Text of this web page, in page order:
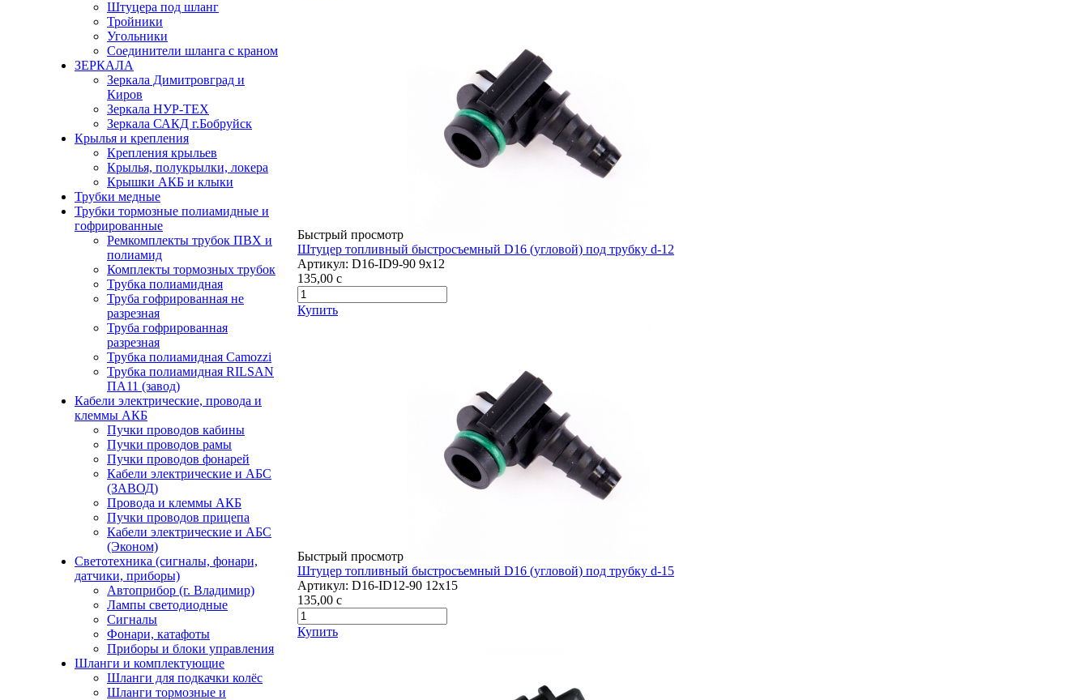
Штуцера под шланг
Тройники
Угольники
Соединители шланга с краном
ЗЕРКАЛА
Зеркала Димитровград и
Киров
Зеркала НУР-ТЕХ
Зеркала САКД г.Бобруйск
Крылья и крепления
Крепления крыльев
Крылья, полукрылки, локера
Крышки АКБ и клыки
Трубки медные
Трубки тормозные полиамидные и
гофрированные
Ремкомплекты трубок ПВХ и
полиамид
Комплекты тормозных трубок
Трубка полиамидная
Труба гофрированная не
разрезная
Труба гофрированная
разрезная
Трубка полиамидная Camozzi
Трубка полиамидная RILSAN
ПА11 (завод)
Кабели электрические, провода и
клеммы АКБ
Пучки проводов кабины
Пучки проводов рамы
Пучки проводов фонарей
Кабели электрические и АБС
(ЗАВОД)
Провода и клеммы АКБ
Пучки проводов прицепа
Кабели электрические и АБС
(Эконом)
Светотехника (сигналы, фонари,
датчики, приборы)
Автоприбор (г. Владимир)
Лампы светодиодные
Сигналы
Фонари, катафоты
Приборы и блоки управления
Шланги и комплектующие
Шланги для подкачки колёс
Шланги тормозные и
Быстрый просмотр
Штуцер топливный быстросъемный D16 (угловой) под трубку d-12
Артикул: D16-ID9-90 9x12
135,00 c
Купить
Быстрый просмотр
Штуцер топливный быстросъемный D16 (угловой) под трубку d-15
Артикул: D16-ID12-90 12x15
135,00 c
Купить